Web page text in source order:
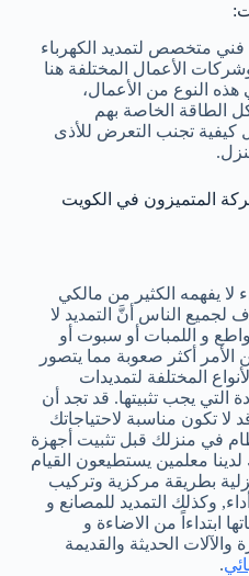
فني متخصص لتمديد الكهرباء
الأعمال المختلفة هنا
النوع من الأعمال،
الطاقة الخاصة بهم
كيفية تجنب التعرض للأذى
المتميزون في الكويت
يفهمه الكثير من مالكي
لجميع الناس أنَّ التمديد لا
و اللمبات أو سبوت أو
أكثر صعوبة مما يتصور
المختلفة لتمديدات
التي يجب تثبيتها. قد تجد أن
لا تكون مناسبة لاحتياجاتك
في منزلك قبل تثبيت أجهزة
لدينا معلمين يستطيعون القيام
بطريقة مركزية وتركيب
وكذلك التمديد للمصانع و
ابتداءاً من الاضاءة و
الحديثة والقديمة
.